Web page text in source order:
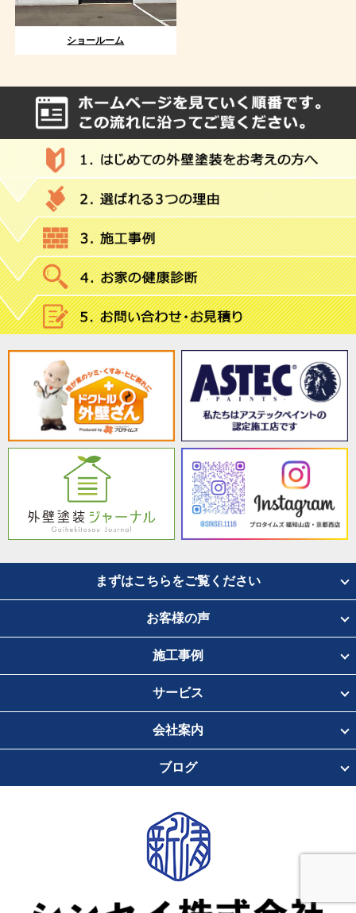
ショールーム
まずはこちらをご覧ください
お客様の声
施工事例
サービス
会社案内
ブログ